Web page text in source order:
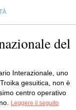
del
Interazionale, uno
gesuitica, non è
centro operativo
Leggere il seguito